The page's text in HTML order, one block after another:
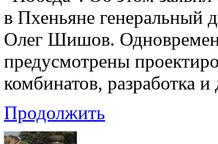
в Пхеньяне генеральный
Олег Шишов.
предусмотрены
комбинатов, разработка
Продолжить